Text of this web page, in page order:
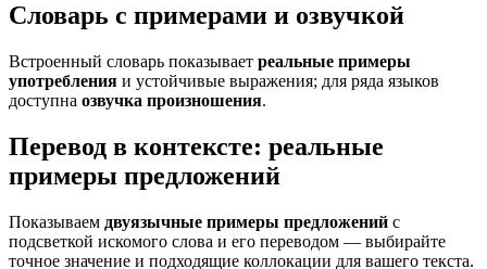
Словарь с примерами и озвучкой
Встроенный словарь показывает реальные примеры
употребления и устойчивые выражения; для ряда языков
доступна озвучка произношения.
Перевод в контексте: реальные
примеры предложений
Показываем двуязычные примеры предложений с
подсветкой искомого слова и его переводом — выбирайте
точное значение и подходящие коллокации для вашего текста.